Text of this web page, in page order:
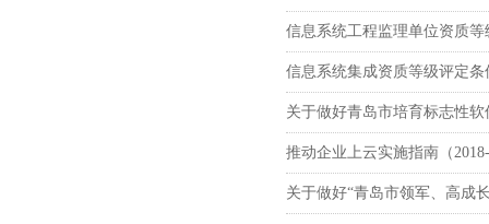
信息系统工程监理单位资质
信息系统集成资质等级评定条
关于做好青岛市培育标志性
推动企业上云实施指南（
关于做好“青岛市领军、高成